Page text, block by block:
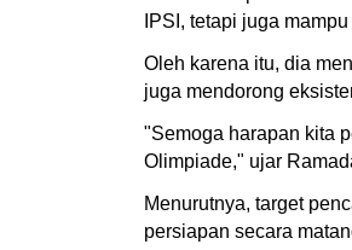
IPSI, tetapi juga
Oleh karena itu, dia
juga mendorong
"Semoga harapan kita
Olimpiade," ujar
Menurutnya, target
persiapan secara